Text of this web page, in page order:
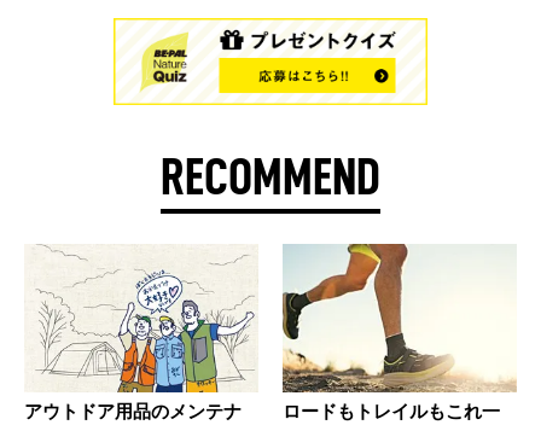
RECOMMEND
アウトドア用品のメンテナ
ロードもトレイルもこれ一